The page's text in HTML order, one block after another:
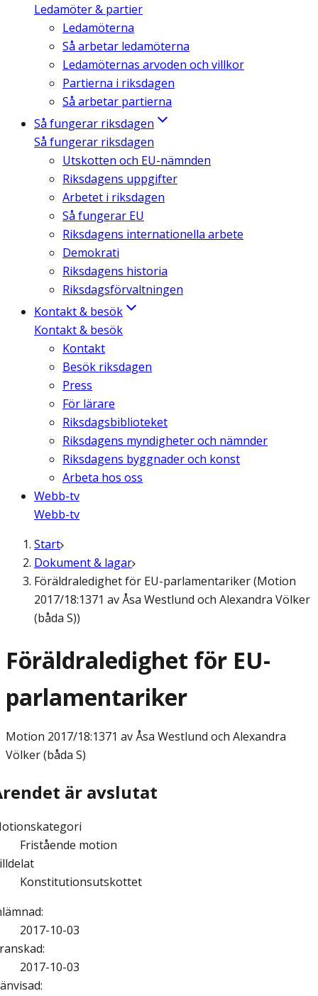
Ledamöter & partier
Ledamöterna
Så arbetar ledamöterna
Ledamöternas arvoden och villkor
Partierna i riksdagen
Så arbetar partierna
Så fungerar riksdagen
Så fungerar riksdagen
Utskotten och EU-nämnden
Riksdagens uppgifter
Arbetet i riksdagen
Så fungerar EU
Riksdagens internationella arbete
Demokrati
Riksdagens historia
Riksdagsförvaltningen
Kontakt & besök
Kontakt & besök
Kontakt
Besök riksdagen
Press
För lärare
Riksdagsbiblioteket
Riksdagens myndigheter och nämnder
Riksdagens byggnader och konst
Arbeta hos oss
Webb-tv
Webb-tv
Start
Dokument & lagar
Föräldraledighet för EU-parlamentariker (Motion
2017/18:1371 av Åsa Westlund och Alexandra Völker
(båda S))
Föräldraledighet för EU-
parlamentariker
Motion 2017/18:1371 av Åsa Westlund och Alexandra
Völker (båda S)
är avslutat
Fristående motion
Konstitutionsutskottet
:
2017-10-03
:
2017-10-03
: